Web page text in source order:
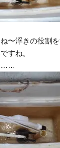
〜浮きの役割
すね。
……